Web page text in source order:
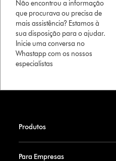
Não encontrou a informação
que procurava ou precisa de
mais assistência? Estamos à
sua disposição para o ajudar.
Inicie uma conversa no
Whastapp com os nossos
especialistas
Produtos
Para Empresas